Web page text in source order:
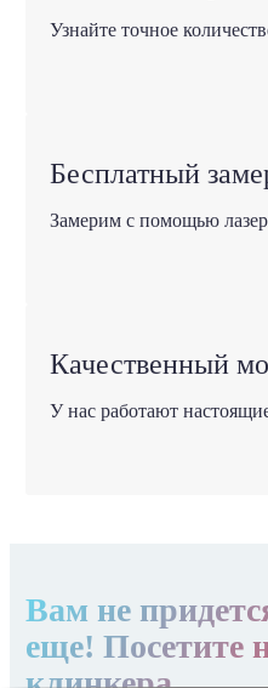
Узнайте точное
Бесплатный
Замерим с помощью
Качественный
У нас работают
Вам не
еще!